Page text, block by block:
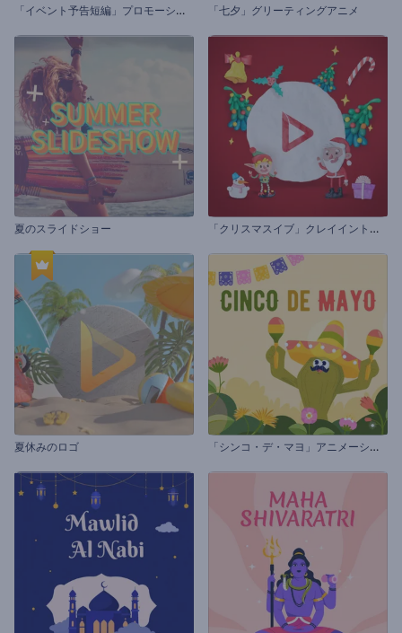
「
イベント予告短編」プロモーションビデオセット 「七夕」グリーティングアニメ
夏のスライドショー 「
クリスマスイブ」クレイイントロ動画
夏休みのロゴ 「
シンコ・デ・マヨ」アニメーション